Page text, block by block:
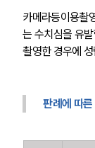
카메라등이용촬
는 수치심을 유
촬영한 경우에
판례에 따